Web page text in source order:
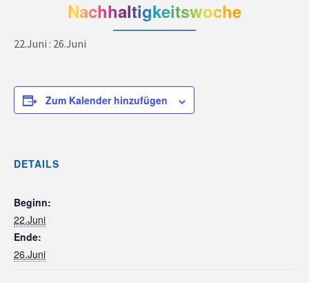
Nachhaltigkeitswoche
22.Juni : 26.Juni
Zum Kalender hinzufügen
DETAILS
Beginn:
22.Juni
Ende:
26.Juni